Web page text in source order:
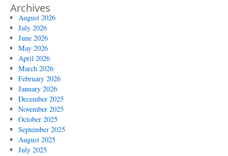
Archives
August 2026
July 2026
June 2026
May 2026
April 2026
March 2026
February 2026
January 2026
December 2025
November 2025
October 2025
September 2025
August 2025
July 2025